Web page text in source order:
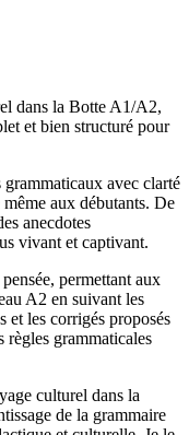
dans la Botte A1/A2,
et bien structuré pour
avec clarté
aux débutants. De
anecdotes
vivant et captivant.
permettant aux
A2 en suivant les
et les corrigés proposés
règles grammaticales
culturel dans la
de la grammaire